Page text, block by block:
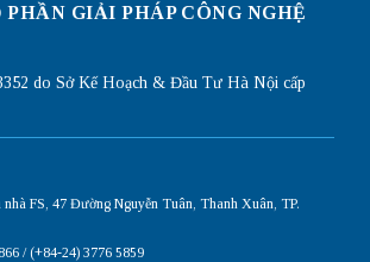
PHẦN GIẢI PHÁP CÔNG NGHỆ
do Sở Kế Hoạch & Đầu Tư Hà Nội cấp
nhà FS, 47 Đường Nguyễn Tuân, Thanh Xuân, TP.
/ (+84-24) 3776 5859